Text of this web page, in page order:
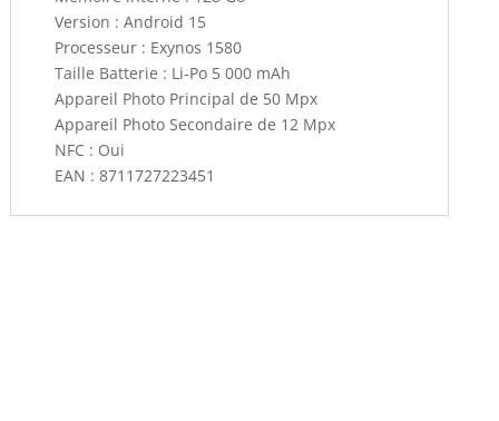
Version : Android 15
Processeur : Exynos 1580
Taille Batterie : Li-Po 5 000 mAh
Appareil Photo Principal de 50 Mpx
Appareil Photo Secondaire de 12 Mpx
NFC : Oui
EAN : 8711727223451